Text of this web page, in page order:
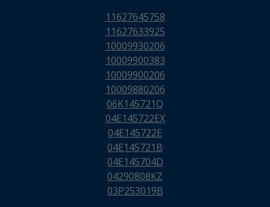
11627645758
11627633925
10009930206
10009900383
10009900206
10009880206
06K145721Q
04E145722EX
04E145722E
04E145721B
04E145704D
04290808KZ
03P253019B